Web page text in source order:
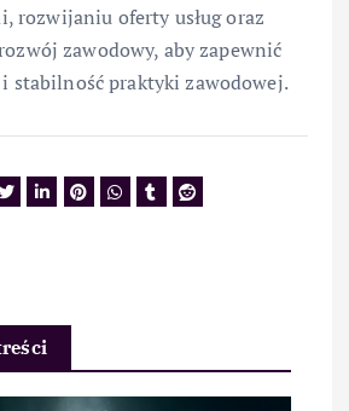
rozwijaniu oferty usług oraz
zawodowy, aby zapewnić
stabilność praktyki zawodowej.